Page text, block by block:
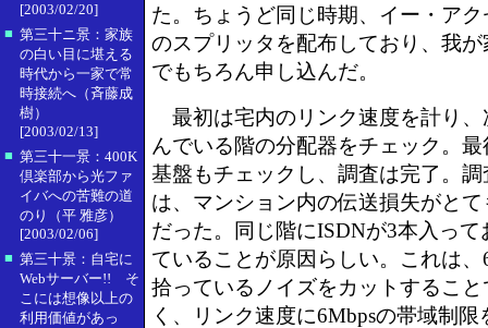
[2003/02/20]
■ 第三十ニ景：家族
の白い目に堪える
時代から一家で常
時接続へ（斉藤成
樹）
[2003/02/13]
■ 第三十一景：400K
倶楽部から光ファ
イバへの苦難の道
のり（平 雅彦）
[2003/02/06]
■ 第三十景：自宅に
Webサーバー!! そ
こには想像以上の
利用価値があっ
た。ちょうど同じ時期、イー・ア
のスプリッタを配布しており、我
でもちろん申し込んだ。
最初は宅内のリンク速度を計り、
んでいる階の分配器をチェック。
基盤もチェックし、調査は完了。
は、マンション内の伝送損失がと
だった。同じ階にISDNが3本入っ
ていることが原因らしい。これは
拾っているノイズをカットするこ
く、リンク速度に6Mbpsの帯域制